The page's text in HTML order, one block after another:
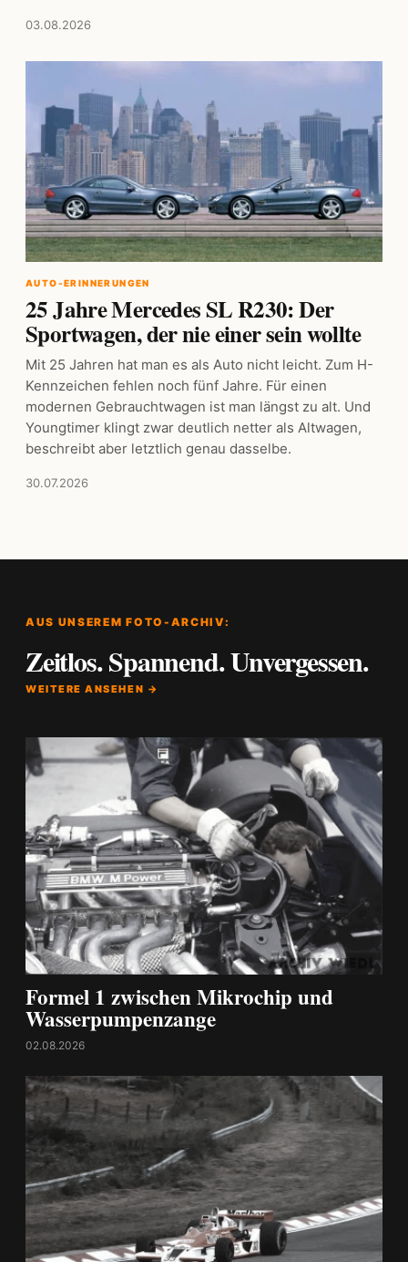
03.08.2026
AUTO-ERINNERUNGEN
25 Jahre Mercedes SL R230: Der
Sportwagen, der nie einer sein wollte
Mit 25 Jahren hat man es als Auto nicht leicht. Zum H-
Kennzeichen fehlen noch fünf Jahre. Für einen
modernen Gebrauchtwagen ist man längst zu alt. Und
Youngtimer klingt zwar deutlich netter als Altwagen,
beschreibt aber letztlich genau dasselbe.
30.07.2026
AUS UNSEREM FOTO-ARCHIV:
Zeitlos. Spannend. Unvergessen.
WEITERE ANSEHEN →
Formel 1 zwischen Mikrochip und
Wasserpumpenzange
02.08.2026